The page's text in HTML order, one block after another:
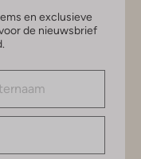
en exclusieve
de nieuwsbrief